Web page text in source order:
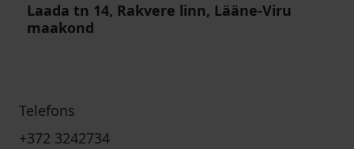
Laada tn 14, Rakvere linn, Lääne-Viru
maakond
Telefons
+372 3242734